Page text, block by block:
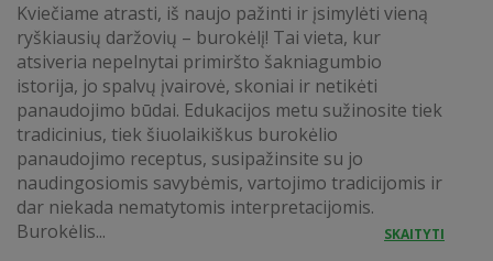
Kviečiame atrasti, iš naujo pažinti ir įsimylėti vieną
ryškiausių daržovių – burokėlį! Tai vieta, kur
atsiveria nepelnytai primiršto šakniagumbio
istorija, jo spalvų įvairovė, skoniai ir netikėti
panaudojimo būdai. Edukacijos metu sužinosite tiek
tradicinius, tiek šiuolaikiškus burokėlio
panaudojimo receptus, susipažinsite su jo
naudingosiomis savybėmis, vartojimo tradicijomis ir
dar niekada nematytomis interpretacijomis.
Burokėlis...
SKAITYTI